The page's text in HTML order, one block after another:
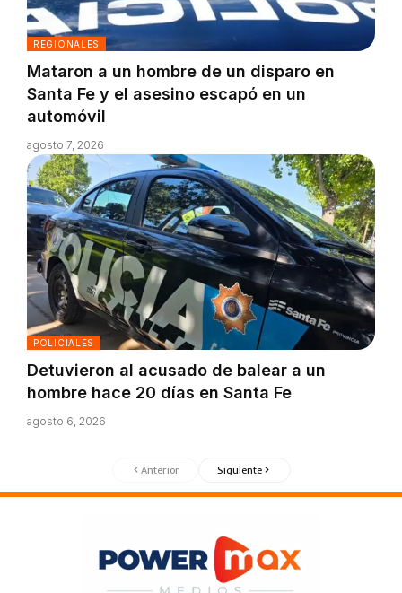
REGIONALES
Mataron a un hombre de un disparo en
Santa Fe y el asesino escapó en un
automóvil
agosto 7, 2026
POLICIALES
Detuvieron al acusado de balear a un
hombre hace 20 días en Santa Fe
agosto 6, 2026
Anterior Siguiente